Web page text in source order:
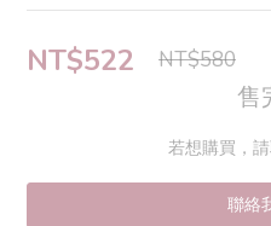
NT$522 NT$580
售
若想購買，請
聯絡